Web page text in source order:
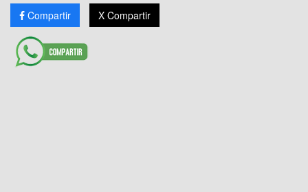
Compartir X Compartir